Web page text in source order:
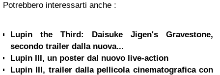
Potrebbero interessarti anche :
Lupin the Third: Daisuke Jigen's Gravestone,
secondo trailer dalla nuova...
Lupin III, un poster dal nuovo live-action
Lupin III, trailer dalla pellicola cinematografica con